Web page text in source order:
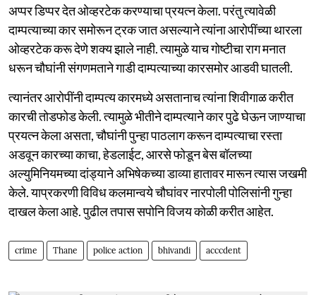
अप्पर डिप्पर देत ओव्हरटेक करण्याचा प्रयत्न केला. परंतु त्यावेळी
दाम्पत्याच्या कार समोरून ट्रक जात असल्याने त्यांना आरोपींच्या थारला
ओव्हरटेक करू देणे शक्य झाले नाही. त्यामुळे याच गोष्टीचा राग मनात
धरून चौघांनी संगणमताने गाडी दाम्पत्याच्या कारसमोर आडवी घातली.
त्यानंतर आरोपींनी दाम्पत्य कारमध्ये असतानाच त्यांना शिवीगाळ करीत
कारची तोडफोड केली. त्यामुळे भीतीने दाम्पत्याने कार पुढे घेऊन जाण्याचा
प्रयत्न केला असता, चौघांनी पुन्हा पाठलाग करून दाम्पत्याचा रस्ता
अडवून कारच्या काचा, हेडलाईट, आरसे फोडून बेस बॉलच्या
अल्युमिनियमच्या दांड्याने अभिषेकच्या डाव्या हातावर मारून त्यास जखमी
केले. याप्रकरणी विविध कलमान्वये चौघांवर नारपोली पोलिसांनी गुन्हा
दाखल केला आहे. पुढील तपास सपोनि विजय कोळी करीत आहेत.
crime Thane police action bhivandi acccdent